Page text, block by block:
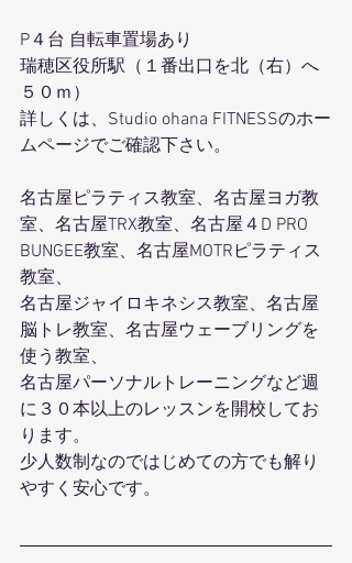
P４台 自転車置場あり
瑞穂区役所駅（１番出口を北（右）へ
５０ｍ）
詳しくは、Studio ohana FITNESSのホー
ムページでご確認下さい。
名古屋ピラティス教室、名古屋ヨガ教
室、名古屋TRX教室、名古屋４D PRO
BUNGEE教室、名古屋MOTRピラティス
教室、
名古屋ジャイロキネシス教室、名古屋
脳トレ教室、名古屋ウェーブリングを
使う教室、
名古屋パーソナルトレーニングなど週
に３０本以上のレッスンを開校してお
ります。
少人数制なのではじめての方でも解り
やすく安心です。